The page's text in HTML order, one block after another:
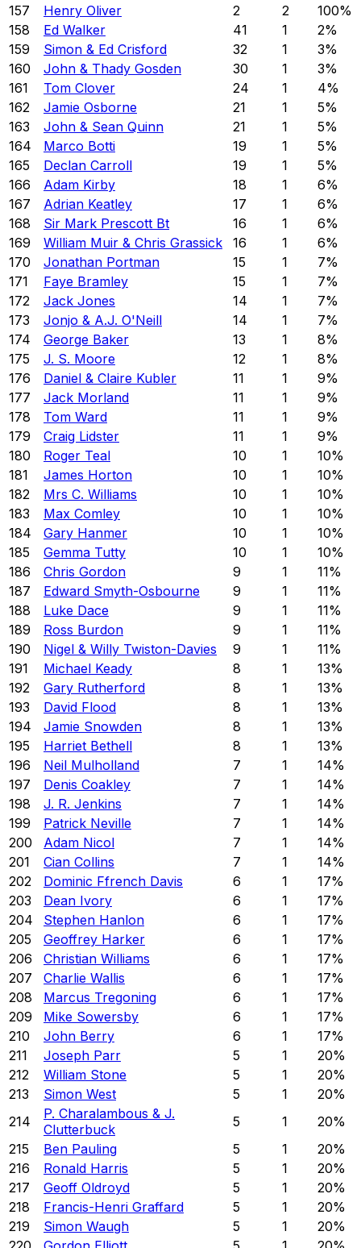
157
Henry Oliver 2 2 100%
158
Ed Walker 41 1 2%
159
Simon & Ed Crisford 32 1 3%
160
John & Thady Gosden 30 1 3%
161
Tom Clover 24 1 4%
162
Jamie Osborne 21 1 5%
163
John & Sean Quinn 21 1 5%
164
Marco Botti 19 1 5%
165
Declan Carroll 19 1 5%
166
Adam Kirby 18 1 6%
167
Adrian Keatley 17 1 6%
168
Sir Mark Prescott Bt 16 1 6%
169
William Muir & Chris Grassick 16 1 6%
170
Jonathan Portman 15 1 7%
171
Faye Bramley 15 1 7%
172
Jack Jones 14 1 7%
173
Jonjo & A.J. O'Neill 14 1 7%
174
George Baker 13 1 8%
175
J. S. Moore 12 1 8%
176
Daniel & Claire Kubler 11 1 9%
177
Jack Morland 11 1 9%
178
Tom Ward 11 1 9%
179
Craig Lidster 11 1 9%
180
Roger Teal 10 1 10%
181
James Horton 10 1 10%
182
Mrs C. Williams 10 1 10%
183
Max Comley 10 1 10%
184
Gary Hanmer 10 1 10%
185
Gemma Tutty 10 1 10%
186
Chris Gordon 9 1 11%
187
Edward Smyth-Osbourne 9 1 11%
188
Luke Dace 9 1 11%
189
Ross Burdon 9 1 11%
190
Nigel & Willy Twiston-Davies 9 1 11%
191
Michael Keady 8 1 13%
192
Gary Rutherford 8 1 13%
193
David Flood 8 1 13%
194
Jamie Snowden 8 1 13%
195
Harriet Bethell 8 1 13%
196
Neil Mulholland 7 1 14%
197
Denis Coakley 7 1 14%
198
J. R. Jenkins 7 1 14%
199
Patrick Neville 7 1 14%
200
Adam Nicol 7 1 14%
201
Cian Collins 7 1 14%
202
Dominic Ffrench Davis 6 1 17%
203
Dean Ivory 6 1 17%
204
Stephen Hanlon 6 1 17%
205
Geoffrey Harker 6 1 17%
206
Christian Williams 6 1 17%
207
Charlie Wallis 6 1 17%
208
Marcus Tregoning 6 1 17%
209
Mike Sowersby 6 1 17%
210
John Berry 6 1 17%
211
Joseph Parr 5 1 20%
212
William Stone 5 1 20%
213
Simon West 5 1 20%
214
P. Charalambous & J.
Clutterbuck
5 1 20%
215
Ben Pauling 5 1 20%
216
Ronald Harris 5 1 20%
217
Geoff Oldroyd 5 1 20%
218
Francis-Henri Graffard 5 1 20%
219
Simon Waugh 5 1 20%